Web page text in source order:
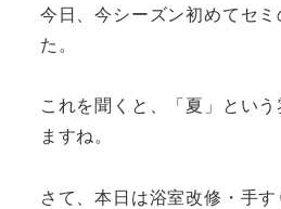
今日、今シーズン初めてセ
た。
これを聞くと、「夏」とい
ますね。
さて、本日は浴室改修・手